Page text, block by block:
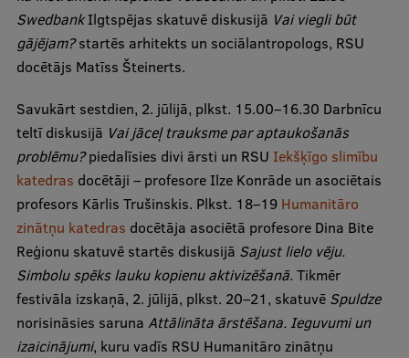
EURAXESS RSU contact point
Foreign delegation requests
SwedbankIlgtspējas skatuvē diskusijā Vai viegli būt
gājējam?startēs arhitekts un sociālantropologs, RSU
docētājs Matīss Šteinerts.
Savukārt sestdien, 2. jūlijā, plkst. 15.00–16.30 Darbnīcu
teltī diskusijā Vai jāceļ trauksme par aptaukošanās
problēmu?piedalīsies divi ārsti un RSU Iekšķīgo slimību
katedras docētāji – profesore Ilze Konrāde un asociētais
profesors Kārlis Trušinskis. Plkst. 18–19 Humanitāro
zinātņu katedras docētāja asociētā profesore Dina Bite
Reģionu skatuvē startēs diskusijā Sajust lielo vēju.
Simbolu spēks lauku kopienu aktivizēšanā. Tikmēr
festivāla izskaņā, 2. jūlijā, plkst. 20–21, skatuvē Spuldze
norisināsies saruna Attālināta ārstēšana. Ieguvumi un
izaicinājumi, kuru vadīs RSU Humanitāro zinātņu